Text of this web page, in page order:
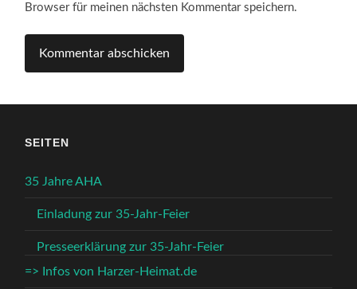
Browser für meinen nächsten Kommentar speichern.
SEITEN
35 Jahre AHA
Einladung zur 35-Jahr-Feier
Presseerklärung zur 35-Jahr-Feier
=> Infos von Harzer-Heimat.de